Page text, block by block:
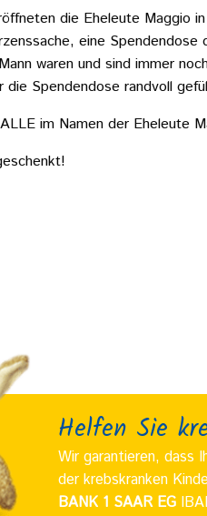
die Eheleute Maggio
eine
waren und sind immer
die Spendendose randvoll
im Namen der Eheleute
Helfen Sie
Wir garantieren, dass
der krebskranken
BANK 1 SAAR EG